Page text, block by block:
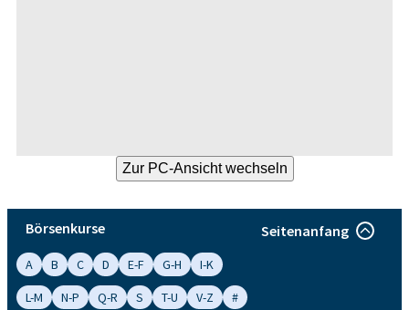
Börsenkurse Seitenanfang
A B C D E-F G-H
I-K
L-M
N-P Q-R S T-U V-Z #